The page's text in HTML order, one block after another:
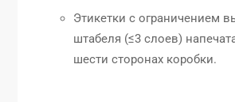
Этикетки с ограничением
штабеля (≤3 слоев)
шести сторонах коробки.